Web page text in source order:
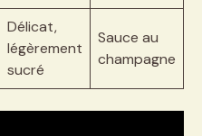
Délicat,
légèrement
sucré
Sauce au
champagne